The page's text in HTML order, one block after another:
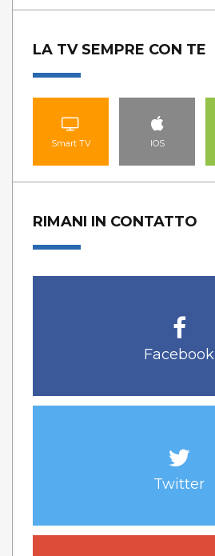
LA TV SEMPRE CON TE
Smart TV IOS
RIMANI IN CONTATTO
Facebook
Twitter